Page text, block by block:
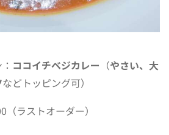
ココイチベジカレー （やさい、大
などトッピング可）
ラストオーダー）